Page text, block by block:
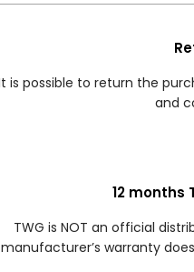
is possible to return the
and
12 months
TWG is NOT an official
manufacturer’s warranty